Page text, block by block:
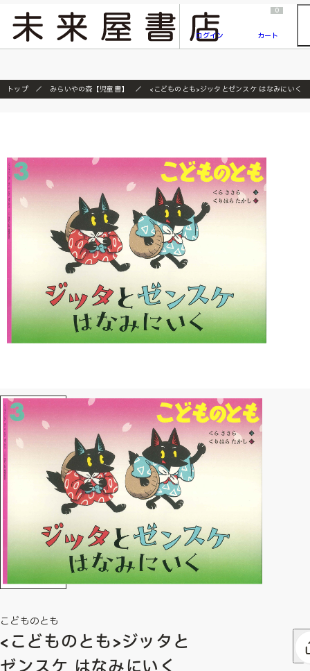
『ONE PIECE magazine 021 ONE PIECEカード付き同梱版』発売延期のご案内
ログイン
0
カート
トップ みらいやの森【児童書】 <こどものとも>ジッタとゼンスケ はなみにいく
こどものとも
<こどものとも>ジッタと
ゼンスケ はなみにいく